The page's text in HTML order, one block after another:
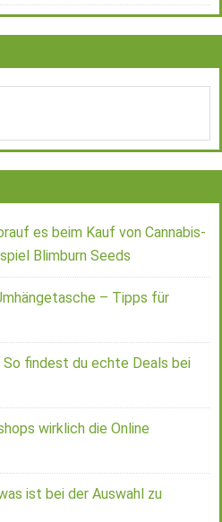
es beim Kauf von Cannabis-
Blimburn Seeds
– Tipps für
findest du echte Deals bei
wirklich die Online
ist bei der Auswahl zu